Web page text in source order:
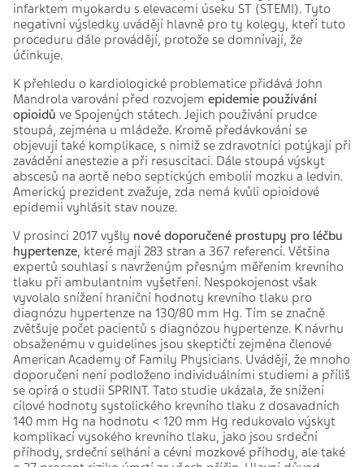
infarktem myokardu s elevacemi úseku ST (STEMI). Tyto
negativní výsledky uvádějí hlavně pro ty kolegy, kteří tuto
proceduru dále provádějí, protože se domnívají, že
účinkuje.
K přehledu o kardiologické problematice přidává John
Mandrola varování před rozvojem epidemie používání
opioidů ve Spojených státech. Jejich používání prudce
stoupá, zejména u mládeže. Kromě předávkování se
objevují také komplikace, s nimiž se zdravotníci potýkají při
zavádění anestezie a při resuscitaci. Dále stoupá výskyt
abscesů na aortě nebo septických embolií mozku a ledvin.
Americký prezident zvažuje, zda nemá kvůli opioidové
epidemii vyhlásit stav nouze.
V prosinci 2017 vyšly nové doporučené prostupy pro léčbu
hypertenze, které mají 283 stran a 367 referencí. Většina
expertů souhlasí s navrženým přesným měřením krevního
tlaku při ambulantním vyšetření. Nespokojenost však
vyvolalo snížení hraniční hodnoty krevního tlaku pro
diagnózu hypertenze na 130/80 mm Hg. Tím se značně
zvětšuje počet pacientů s diagnózou hypertenze. K návrhu
obsaženému v guidelines jsou skeptičtí zejména členové
American Academy of Family Physicians. Uvádějí, že mnoho
doporučení není podloženo individuálními studiemi a příliš
se opírá o studii SPRINT. Tato studie ukázala, že snížení
cílové hodnoty systolického krevního tlaku z dosavadních
140 mm Hg na hodnotu < 120 mm Hg redukovalo výskyt
komplikací vysokého krevního tlaku, jako jsou srdeční
příhody, srdeční selhání a cévní mozkové příhody, ale také